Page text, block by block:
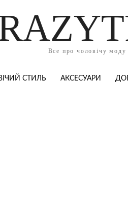
Все про чоловічу моду
СТИЛЬ АКСЕСУАРИ